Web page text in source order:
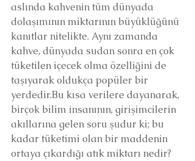
aslında kahvenin tüm dünyada
dolaşımının miktarının büyüklüğünü
kanıtlar nitelikte. Aynı zamanda
kahve, dünyada sudan sonra en çok
tüketilen içecek olma özelliğini de
taşıyarak oldukça popüler bir
yerdedir.Bu kısa verilere dayanarak,
birçok bilim insanının, girişimcilerin
akıllarına gelen soru şudur ki; bu
kadar tüketimi olan bir maddenin
ortaya çıkardığı atık miktarı nedir?